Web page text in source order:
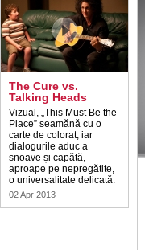
The Cure vs.
Talking Heads
Vizual, „This Must Be the
Place” seamănă cu o
carte de colorat, iar
dialogurile aduc a
snoave și capătă,
aproape pe nepregătite,
o universalitate delicată.
02 Apr 2013